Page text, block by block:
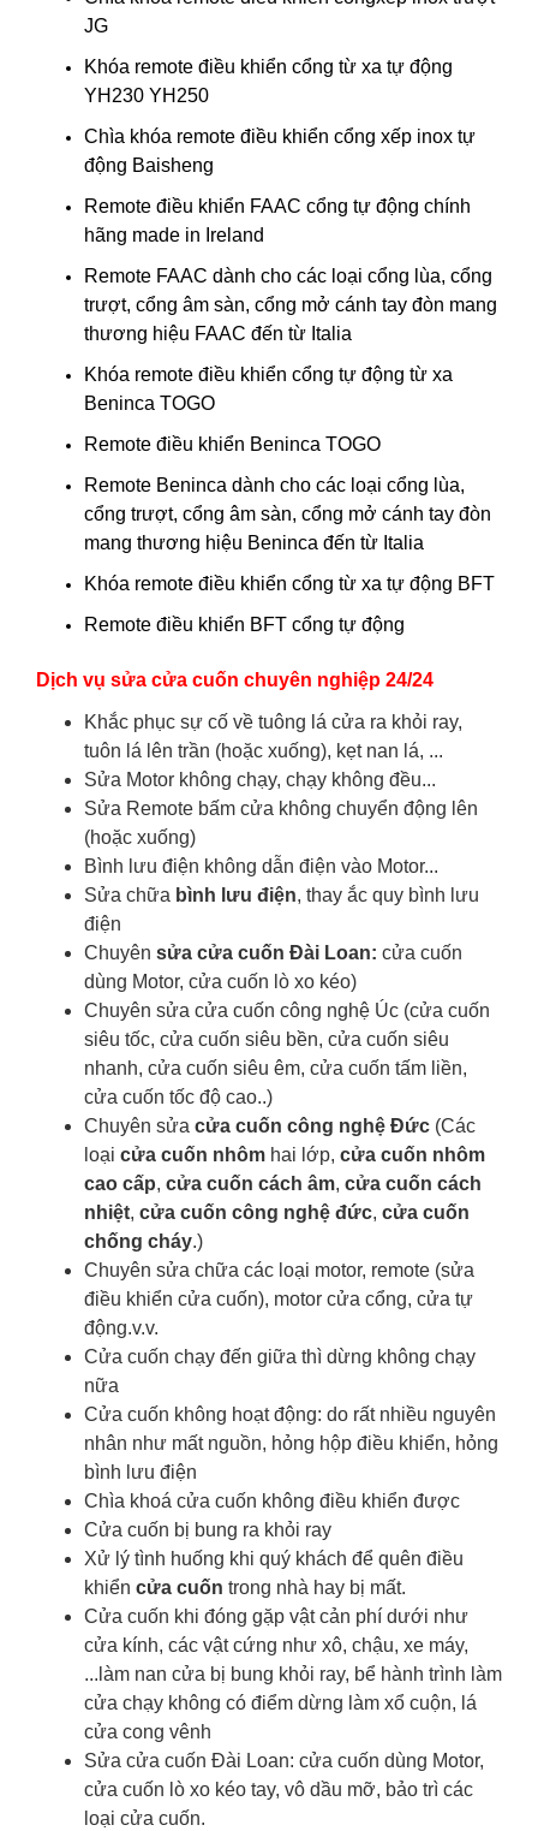
JG
Khóa remote điều khiển cổng từ xa tự động
YH230 YH250
Chìa khóa remote điều khiển cổng xếp inox tự
động Baisheng
Remote điều khiển FAAC cổng tự động chính
hãng made in Ireland
Remote FAAC dành cho các loại cổng lùa, cổng
trượt, cổng âm sàn, cổng mở cánh tay đòn mang
thương hiệu FAAC đến từ Italia
Khóa remote điều khiển cổng tự động từ xa
Beninca TOGO
Remote điều khiển Beninca TOGO
Remote Beninca dành cho các loại cổng lùa,
cổng trượt, cổng âm sàn, cổng mở cánh tay đòn
mang thương hiệu Beninca đến từ Italia
Khóa remote điều khiển cổng từ xa tự động BFT
Remote điều khiển BFT cổng tự động
Dịch vụ sửa cửa cuốn chuyên nghiệp 24/24
Khắc phục sự cố về tuông lá cửa ra khỏi ray,
tuôn lá lên trần (hoặc xuống), kẹt nan lá, ...
Sửa Motor không chạy, chạy không đều...
Sửa Remote bấm cửa không chuyển động lên
(hoặc xuống)
Bình lưu điện không dẫn điện vào Motor...
Sửa chữa bình lưu điện, thay ắc quy bình lưu
điện
Chuyên sửa cửa cuốn Đài Loan: cửa cuốn
dùng Motor, cửa cuốn lò xo kéo)
Chuyên sửa cửa cuốn công nghệ Úc (cửa cuốn
siêu tốc, cửa cuốn siêu bền, cửa cuốn siêu
nhanh, cửa cuốn siêu êm, cửa cuốn tấm liền,
cửa cuốn tốc độ cao..)
Chuyên sửa cửa cuốn công nghệ Đức (Các
loại cửa cuốn nhôm hai lớp, cửa cuốn nhôm
cao cấp, cửa cuốn cách âm, cửa cuốn cách
nhiệt, cửa cuốn công nghệ đức, cửa cuốn
chống cháy.)
Chuyên sửa chữa các loại motor, remote (sửa
điều khiển cửa cuốn), motor cửa cổng, cửa tự
động.v.v.
Cửa cuốn chạy đến giữa thì dừng không chạy
nữa
Cửa cuốn không hoạt động: do rất nhiều nguyên
nhân như mất nguồn, hỏng hộp điều khiển, hỏng
bình lưu điện
Chìa khoá cửa cuốn không điều khiển được
Cửa cuốn bị bung ra khỏi ray
Xử lý tình huống khi quý khách để quên điều
khiển cửa cuốn trong nhà hay bị mất.
Cửa cuốn khi đóng gặp vật cản phí dưới như
cửa kính, các vật cứng như xô, chậu, xe máy,
...làm nan cửa bị bung khỏi ray, bể hành trình làm
cửa chạy không có điểm dừng làm xổ cuộn, lá
cửa cong vênh
Sửa cửa cuốn Đài Loan: cửa cuốn dùng Motor,
cửa cuốn lò xo kéo tay, vô dầu mỡ, bảo trì các
loại cửa cuốn.